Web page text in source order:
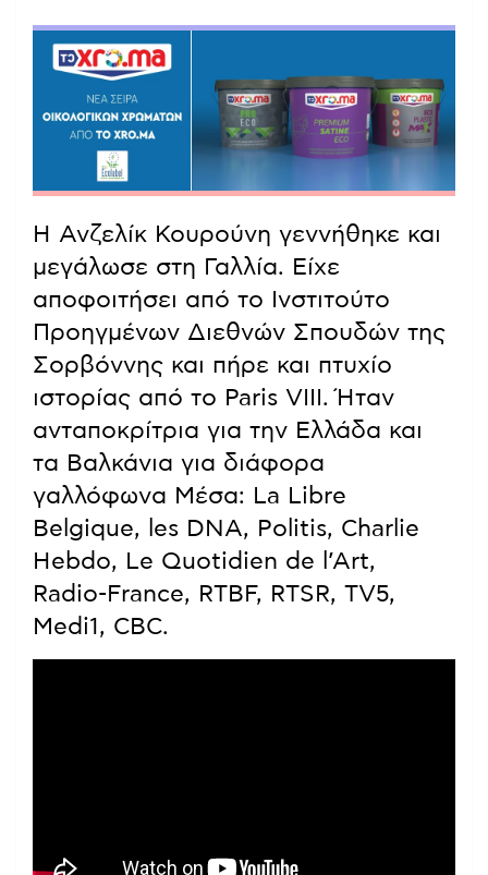
Η Ανζελίκ Κουρούνη γεννήθηκε και
μεγάλωσε στη Γαλλία. Είχε
αποφοιτήσει από το Ινστιτούτο
Προηγμένων Διεθνών Σπουδών της
Σορβόννης και πήρε και πτυχίο
ιστορίας από το Paris VIII. Ήταν
ανταποκρίτρια για την Ελλάδα και
τα Βαλκάνια για διάφορα
γαλλόφωνα Μέσα: La Libre
Belgique, les DNA, Politis, Charlie
Hebdo, Le Quotidien de l’Art,
Radio-France, RTBF, RTSR, TV5,
Medi1, CBC.